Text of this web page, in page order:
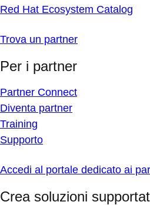
Red Hat Ecosystem Catalog
Trova un partner
Per i partner
Partner Connect
Diventa partner
Training
Supporto
Accedi al portale dedicato ai
Crea soluzioni